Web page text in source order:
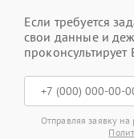
Если требуется
свои данные и
проконсультирует
Отправляя заявку